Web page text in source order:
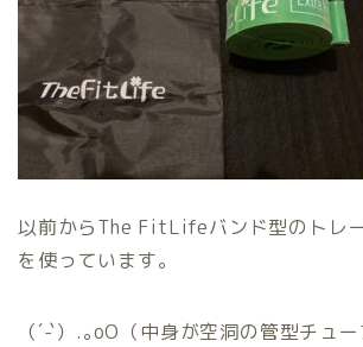
以前からThe FitLifeバンド型のトレ
を使っています。
（´-`）.｡oO（中身が空洞の管型チュ